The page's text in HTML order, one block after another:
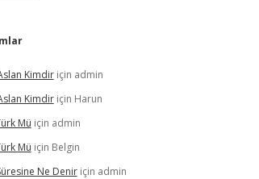
Kimdiriçin admin
Kimdiriçin Harun
Mü için admin
Mü için Belgin
Ne Deniriçin admin